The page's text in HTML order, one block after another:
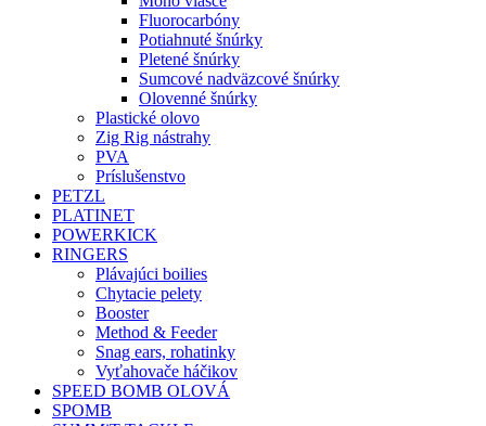
Fluorocarbóny
Potiahnuté šnúrky
Pletené šnúrky
Sumcové nadväzcové šnúrky
Olovenné šnúrky
Plastické olovo
Zig Rig nástrahy
PVA
Príslušenstvo
PETZL
PLATINET
POWERKICK
RINGERS
Plávajúci boilies
Chytacie pelety
Booster
Method & Feeder
Snag ears, rohatinky
Vyťahovače háčikov
SPEED BOMB OLOVÁ
SPOMB